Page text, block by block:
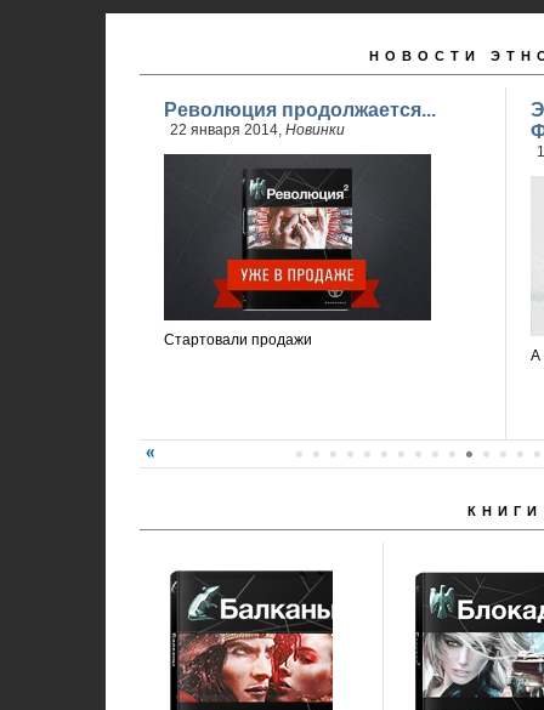
НОВОСТИ
Революция продолжается...
22 января 2014, Новинки
Стартовали продажи
А
КНИГИ